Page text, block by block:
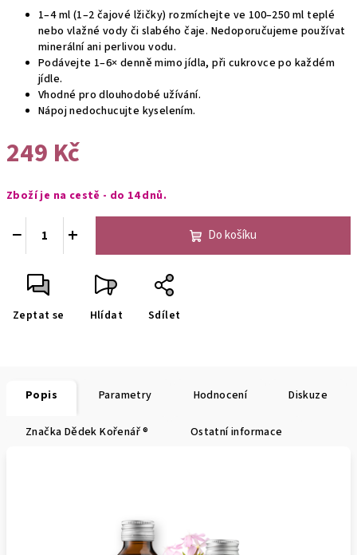
1–4 ml (1–2 čajové lžičky) rozmíchejte ve 100–250 ml teplé
nebo vlažné vody či slabého čaje. Nedoporučujeme používat
minerální ani perlivou vodu.
Podávejte 1–6× denně mimo jídla, při cukrovce po každém
jídle.
Vhodné pro dlouhodobé užívání.
Nápoj nedochucujte kyselením.
249 Kč
cena:
Zboží je na cestě - do 14 dnů.
+
− Do košíku
Zeptat se Hlídat Sdílet
Popis Parametry Hodnocení Diskuze
Značka Dědek Kořenář ® Ostatní informace